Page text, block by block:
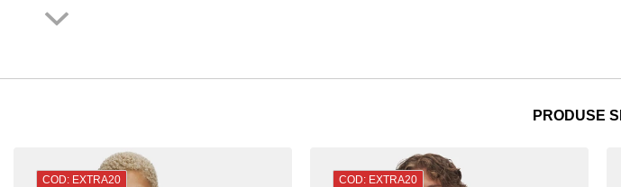
PRODUSE
COD: EXTRA20
COD: EXTRA20